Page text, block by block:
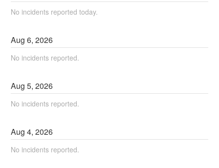
No incidents reported today.
Aug6,2026
No incidents reported.
Aug5,2026
No incidents reported.
Aug4,2026
No incidents reported.